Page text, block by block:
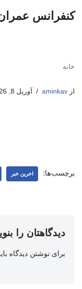
کنفرانس
خانه
از aminkav آوریل 8, 2026
برچسب‌ها: اخرین خبر
دیدگاهتان را
برای نوشتن دیدگاه